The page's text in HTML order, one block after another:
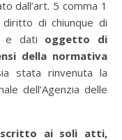
di chiunque di
e dati oggetto di
della normativa
stata rinvenuta la
dell’Agenzia delle
ai soli atti,